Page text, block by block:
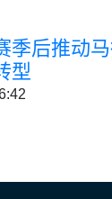
季后推动
型